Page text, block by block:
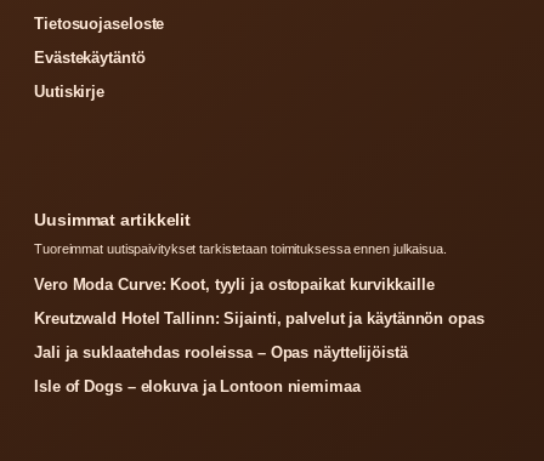
Tietosuojaseloste
Evästekäytäntö
Uutiskirje
Uusimmat artikkelit
Tuoreimmat uutispaivitykset tarkistetaan toimituksessa ennen julkaisua.
Vero Moda Curve: Koot, tyyli ja ostopaikat kurvikkaille
Kreutzwald Hotel Tallinn: Sijainti, palvelut ja käytännön opas
Jali ja suklaatehdas rooleissa – Opas näyttelijöistä
Isle of Dogs – elokuva ja Lontoon niemimaa